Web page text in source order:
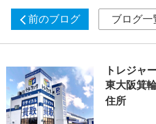
前のブログ ブログ一
トレジャ
東大阪箕
住所